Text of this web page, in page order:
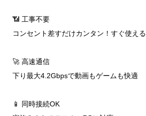
📶 工事不要
コンセント差すだけカンタン！すぐ使える
🚀 高速通信
下り最大4.2Gbpsで動画もゲームも快適
📱 同時接続OK